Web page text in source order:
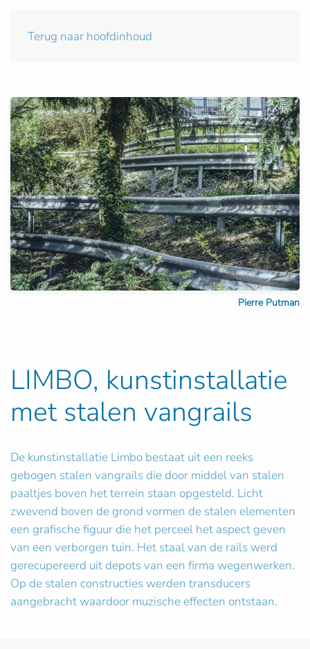
Terug naar hoofdinhoud
Pierre Putman
LIMBO, kunstinstallatie
met stalen vangrails
De kunstinstallatie Limbo bestaat uit een reeks
gebogen stalen vangrails die door middel van stalen
paaltjes boven het terrein staan opgesteld. Licht
zwevend boven de grond vormen de stalen elementen
een grafische figuur die het perceel het aspect geven
van een verborgen tuin. Het staal van de rails werd
gerecupereerd uit depots van een firma wegenwerken.
Op de stalen constructies werden transducers
aangebracht waardoor muzische effecten ontstaan.